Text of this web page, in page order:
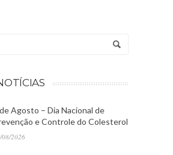
Agosto – Dia Nacional de
e Controle do Colesterol
08/2026